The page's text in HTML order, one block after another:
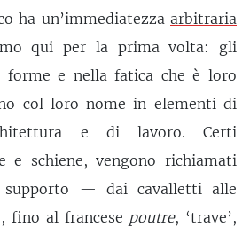
ha un’immediatezza arbitraria
qui per la prima volta: gli
forme e nella fatica che è loro
col loro nome in elementi di
e di lavoro. Certi
e schiene, vengono richiamati
— dai cavalletti alle
fino al francese poutre, ‘trave’,